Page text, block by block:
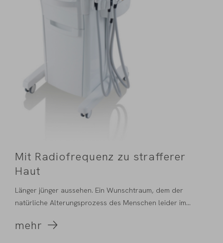
Mit Radiofrequenz zu strafferer
Haut
Länger jünger aussehen. Ein Wunschtraum, dem der
natürliche Alterungsprozess des Menschen leider im
mehr